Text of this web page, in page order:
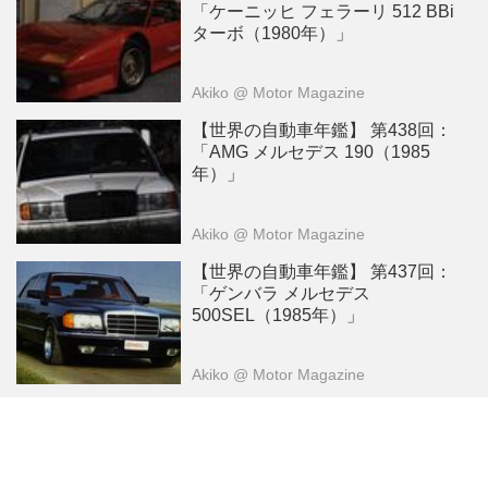
「ケーニッヒ フェラーリ 512 BBi
ターボ（1980年）」
Akiko @ Motor Magazine
【世界の自動車年鑑】 第438回：
「AMG メルセデス 190（1985
年）」
Akiko @ Motor Magazine
【世界の自動車年鑑】 第437回：
「ゲンバラ メルセデス
500SEL（1985年）」
Akiko @ Motor Magazine